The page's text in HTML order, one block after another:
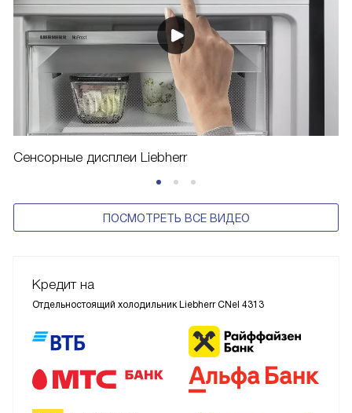
Сенсорные дисплеи Liebherr
ПОСМОТРЕТЬ ВСЕ ВИДЕО
Кредит на
Отдельностоящий холодильник Liebherr CNel 4313